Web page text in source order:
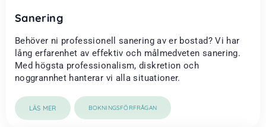
Sanering
Behöver ni professionell sanering av er bostad? Vi har
lång erfarenhet av effektiv och målmedveten sanering.
Med högsta professionalism, diskretion och
noggrannhet hanterar vi alla situationer.
LÄS MER BOKNINGSFÖRFRÅGAN